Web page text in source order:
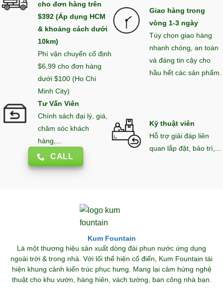
cho đơn hàng trên
$392 (Áp dụng HCM
& khoảng cách dưới
10km)
Phí vận chuyển cố định
$6,99 cho đơn hàng
dưới $100 (Ho Chi
Minh City)
Giao hàng trong
vòng 1-3 ngày
Tùy chọn giao hàng
nhanh chóng, an toàn
và đáng tin cậy cho
hầu hết các sản phẩm.
Tư Vấn Viên
Chính sách đại lý, giá,
chăm sóc khách
hàng,...
CALL
Kỹ thuật viên
Hỗ trợ giải đáp liên
quan lắp đặt, bảo trì,...
Kum Fountain
Là một thương hiệu sản xuất dòng đài phun nước ứng dụng
ngoài trời & trong nhà. Với lối thể hiện cổ điển, Kum Fountain tái
hiện khung cảnh kiến trúc phục hưng. Mang lại cảm hứng nghệ
thuật cho khu vườn, hàng hiên, vách tường, ban công nhà bạn.